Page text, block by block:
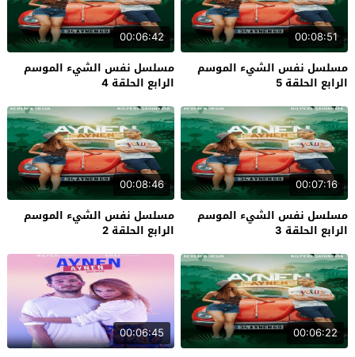
00:08:51
مسلسل نفس الشيء الموسم
الرابع الحلقة 5
00:06:42
مسلسل نفس الشيء الموسم
الرابع الحلقة 4
00:07:16
مسلسل نفس الشيء الموسم
الرابع الحلقة 3
00:08:46
مسلسل نفس الشيء الموسم
الرابع الحلقة 2
00:06:22
00:06:45